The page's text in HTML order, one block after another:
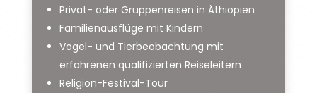
Privat- oder Gruppenreisen in Äthiopien
Familienausflüge mit Kindern
Vogel- und Tierbeobachtung mit
erfahrenen qualifizierten Reiseleitern
Religion-Festival-Tour